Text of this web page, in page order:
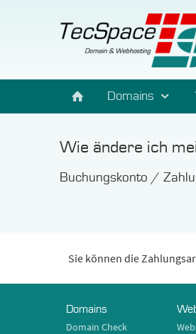
Domains
Wie ändere ich
Buchungskonto /
Sie können die
Domains
Domain Check